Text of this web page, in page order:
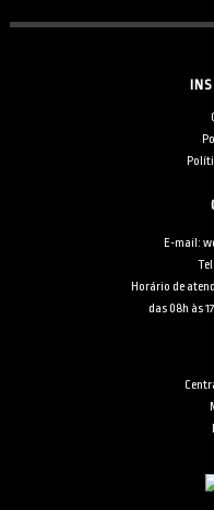
E-mail:
Horário de
das 08h às